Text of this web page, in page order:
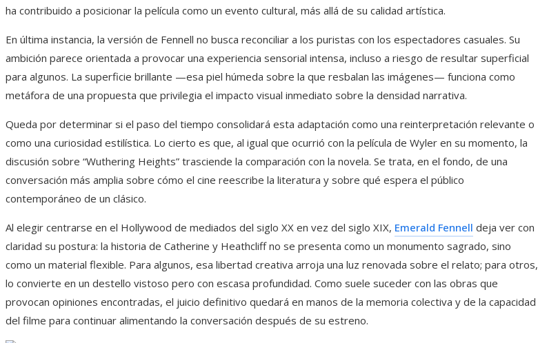
ha contribuido a posicionar la película como un evento cultural, más allá de su calidad artística.
En última instancia, la versión de Fennell no busca reconciliar a los puristas con los espectadores casuales. Su
ambición parece orientada a provocar una experiencia sensorial intensa, incluso a riesgo de resultar superficial
para algunos. La superficie brillante —esa piel húmeda sobre la que resbalan las imágenes— funciona como
metáfora de una propuesta que privilegia el impacto visual inmediato sobre la densidad narrativa.
Queda por determinar si el paso del tiempo consolidará esta adaptación como una reinterpretación relevante o
como una curiosidad estilística. Lo cierto es que, al igual que ocurrió con la película de Wyler en su momento, la
discusión sobre “Wuthering Heights” trasciende la comparación con la novela. Se trata, en el fondo, de una
conversación más amplia sobre cómo el cine reescribe la literatura y sobre qué espera el público
contemporáneo de un clásico.
Al elegir centrarse en el Hollywood de mediados del siglo XX en vez del siglo XIX, Emerald Fennell deja ver con
claridad su postura: la historia de Catherine y Heathcliff no se presenta como un monumento sagrado, sino
como un material flexible. Para algunos, esa libertad creativa arroja una luz renovada sobre el relato; para otros,
lo convierte en un destello vistoso pero con escasa profundidad. Como suele suceder con las obras que
provocan opiniones encontradas, el juicio definitivo quedará en manos de la memoria colectiva y de la capacidad
del filme para continuar alimentando la conversación después de su estreno.